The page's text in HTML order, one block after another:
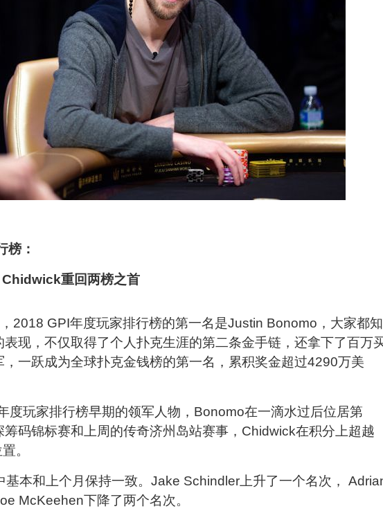
榜：
2018 GPI年度玩家排行榜的第一名是Justin Bonomo，大家都知
现，不仅取得了个人扑克生涯的第二条金手链，还拿下了百万
，一跃成为全球扑克金钱榜的第一名，累积奖金超过4290万美
度玩家排行榜早期的领军人物，Bonomo在一滴水过后位居第
码锦标赛和上周的传奇济州岛站赛事，Chidwick在积分上超越
。
基本和上个月保持一致。Jake Schindler上升了一个名次，
McKeehen下降了两个名次。